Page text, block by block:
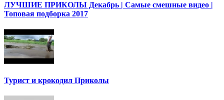
ЛУЧШИЕ ПРИКОЛЫ Декабрь | Cамые смешные видео |
Топовая подборка 2017
Турист и крокодил Приколы